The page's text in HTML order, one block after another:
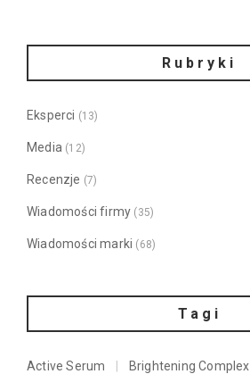
Rubryki
Eksperci (13)
Media (12)
Recenzje (7)
Wiadomości firmy (35)
Wiadomości marki (68)
Tagi
Active Serum Brightening Complex